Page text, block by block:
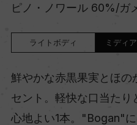
ピノ・ノワール 60%/ガ
ライトボディ ミディ
鮮やかな赤黒果実とほの
セント。軽快な口当た
心地よい1本。"Bogan"